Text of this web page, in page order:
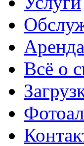
Всё о